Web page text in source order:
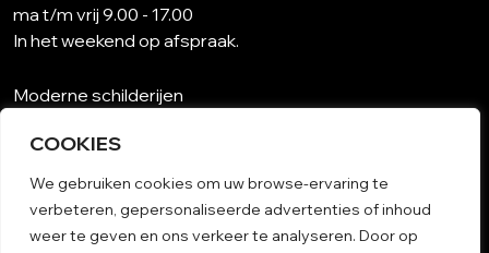
COOKIES
We gebruiken cookies om uw browse-ervaring te
verbeteren, gepersonaliseerde advertenties of inhoud
weer te geven en ons verkeer te analyseren. Door op
ma t/m vrij 9.00 - 17.00
In het weekend op afspraak.
Moderne schilderijen
Kunst op maat
Schilderijen woonkamer
Unieke schilderijen
Kunst op papier